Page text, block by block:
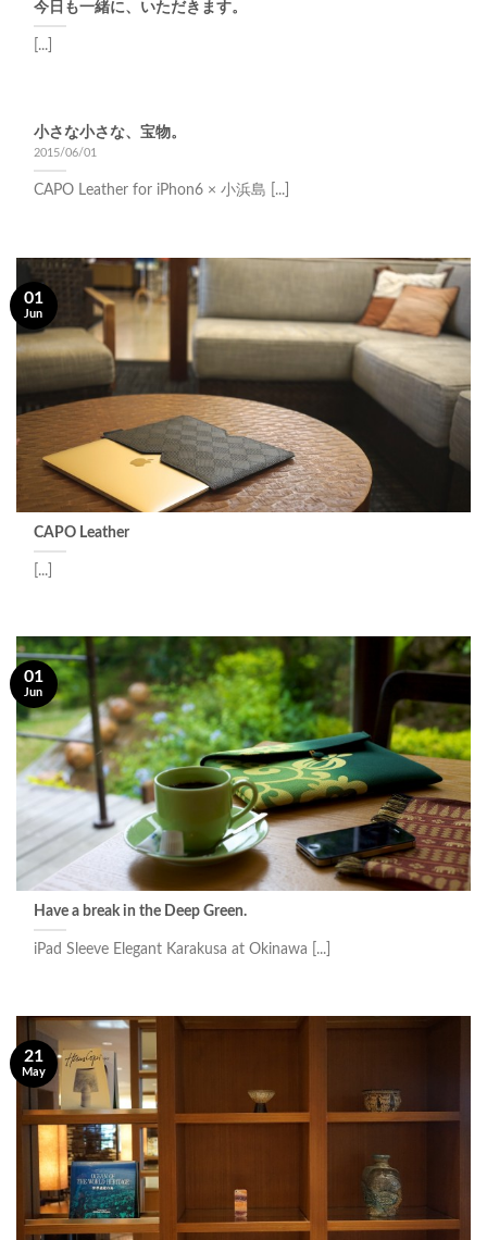
今日も一緒に、いただきます。
[...]
小さな小さな、宝物。
2015/06/01
CAPO Leather for iPhon6 × 小浜島 [...]
CAPO Leather
[...]
01
Jun
Have a break in the Deep Green.
iPad Sleeve Elegant Karakusa at Okinawa [...]
01
Jun
21
May